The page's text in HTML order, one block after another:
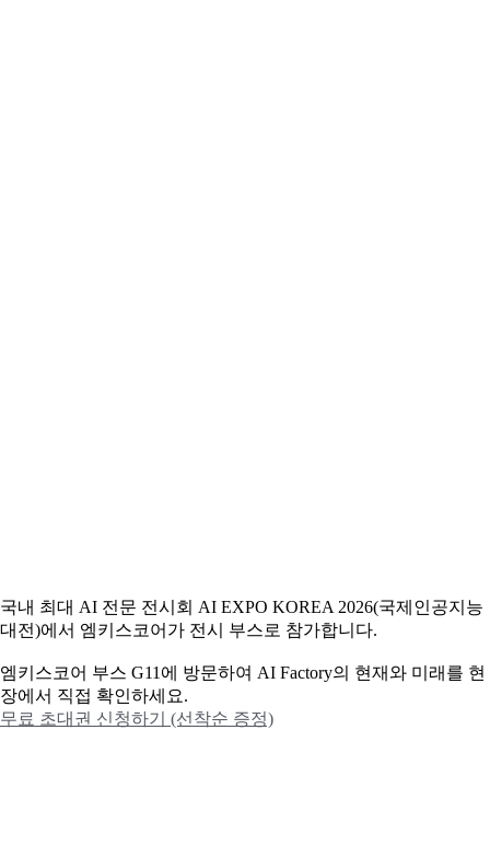
국내 최대 AI 전문 전시회 AI EXPO KOREA 2026(국제인공지능
대전)에서 엠키스코어가 전시 부스로 참가합니다.
엠키스코어 부스 G11에 방문하여 AI Factory의 현재와 미래를 현
장에서 직접 확인하세요.
무료 초대권 신청하기 (선착순 증정)